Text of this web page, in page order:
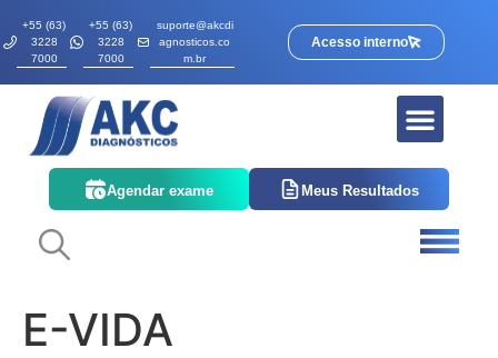
+55 (63)
3228
7000
+55 (63)
3228
7000
suporte@akcdi
agnosticos.co
m.br
Acesso interno
Agendar exame Meus Resultados
E-VIDA